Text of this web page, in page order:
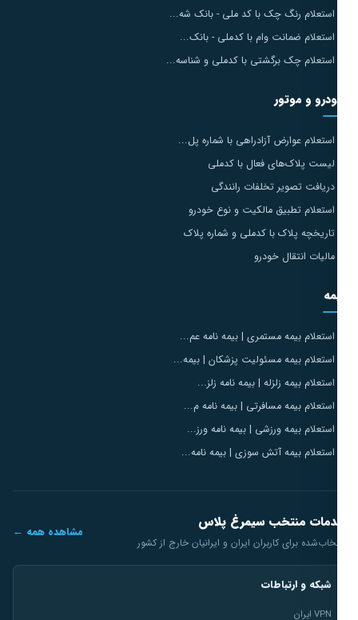
استعلام رنگ چک با کد ملی - بانک شه...
استعلام ضمانت وام با کدملی - بانک...
استعلام چک برگشتی با کدملی و شناسه...
و موتور
استعلام عوارض آزادراهی با شماره پل...
لیست پلاک‌های فعال با کدملی
دریافت تصویر تخلفات رانندگی
استعلام تطبیق مالکیت و نوع خودرو
تاریخچه پلاک با کدملی و شماره پلاک
مالیات انتقال خودرو
استعلام بیمه مستمری | بیمه نامه عم...
استعلام بیمه مسئولیت پزشکان | بیمه...
استعلام بیمه زلزله | بیمه نامه زلز...
استعلام بیمه مسافرتی | بیمه نامه م...
استعلام بیمه ورزشی | بیمه نامه ورز...
استعلام بیمه آتش سوزی | بیمه نامه...
منتخب سیمرغ پلاس
برای کاربران ایران و ایرانیان خارج از کشور
مشاهده همه ←
شبکه و ارتباطات